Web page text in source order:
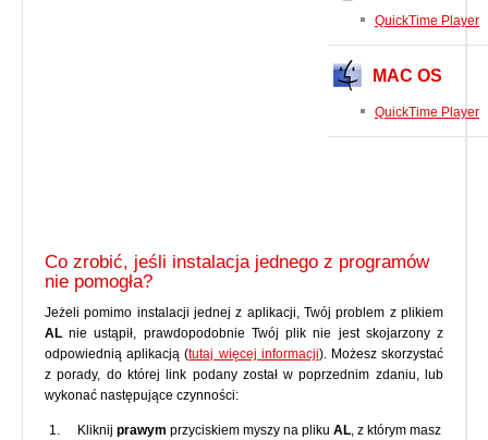
QuickTime Player
MAC OS
QuickTime Player
Co zrobić, jeśli instalacja jednego z programów
nie pomogła?
Jeżeli pomimo instalacji jednej z aplikacji, Twój problem z plikiem
AL nie ustąpił, prawdopodobnie Twój plik nie jest skojarzony z
odpowiednią aplikacją (tutaj więcej informacji). Możesz skorzystać
z porady, do której link podany został w poprzednim zdaniu, lub
wykonać następujące czynności:
Kliknij prawym przyciskiem myszy na pliku AL, z którym masz